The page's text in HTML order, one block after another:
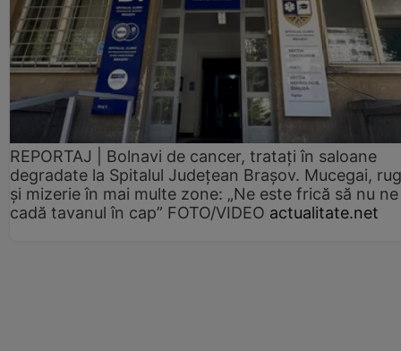
REPORTAJ | Bolnavi de cancer, tratați în saloane
degradate la Spitalul Județean Brașov. Mucegai,
și mizerie în mai multe zone: „Ne este frică să nu ne
cadă tavanul în cap” FOTO/VIDEO actualitate.net